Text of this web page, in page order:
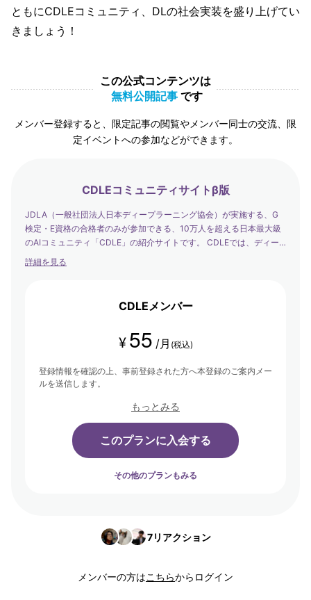
ともにCDLEコミュニティ、DLの社会実装を盛り上げてい
きましょう！
この公式コンテンツは
無料公開記事 です
メンバー登録すると、限定記事の閲覧やメンバー同士の交流、限
定イベントへの参加などができます。
CDLEコミュニティサイトβ版
JDLA（一般社団法人日本ディープラーニング協会）が実施する、G
検定・E資格の合格者のみが参加できる、10万人を超える日本最大級
のAIコミュニティ「CDLE」の紹介サイトです。 CDLEでは、ディー
プラーニングの社会実装の日本代表として、社会を発展させるエバン
詳細を見る
CDLEメンバー
¥ 55 /月 (税込)
登録情報を確認の上、事前登録された方へ本登録のご案内メー
ルを送信します。
もっとみる
このプランに入会する
その他のプランもみる
7リアクション
メンバーの方はこちらからログイン